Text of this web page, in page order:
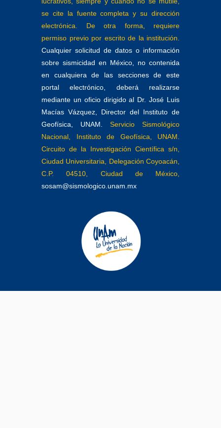
se cite la fuente completa y su dirección
electrónica. De otra forma, requiere
permiso previo por escrito de la institución.
Cualquier solicitud de datos o información
sobre sismicidad en México, no contenida
en cualquiera de las secciones de este
portal electrónico, deberá realizarse
mediante un oficio dirigido al Dr. José Luis
Macías Vázquez, Director del Instituto de
Geofísica, UNAM.
Servicio Sismológico
Nacional, Instituto de Geofísica, UNAM.
Circuito de la Investigación Científica s/n,
Ciudad Universitaria, Delegación Coyoacán,
C.P. 04510, Ciudad de México,
sosam@sismologico.unam.mx